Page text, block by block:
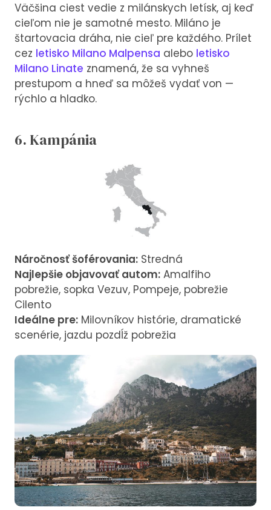
Väčšina ciest vedie z milánskych letísk, aj keď
cieľom nie je samotné mesto. Miláno je
štartovacia dráha, nie cieľ pre každého. Prílet
cez letisko Milano Malpensa alebo letisko
Milano Linate znamená, že sa vyhneš
prestupom a hneď sa môžeš vydať von —
rýchlo a hladko.
6. Kampánia
Náročnosť šoférovania: Stredná
Najlepšie objavovať autom: Amalfiho
pobrežie, sopka Vezuv, Pompeje, pobrežie
Cilento
Ideálne pre: Milovníkov histórie, dramatické
scenérie, jazdu pozdĺž pobrežia